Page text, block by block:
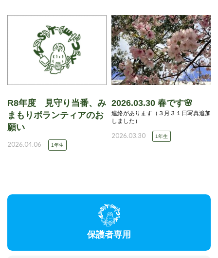
R8年度 見守り当番、み
まもりボランティアのお
願い
2026.04.06 1年生
2026.03.30 春です🌸
連絡があります（３月３１日写真追加
しました）
2026.03.30 1年生
保護者専用